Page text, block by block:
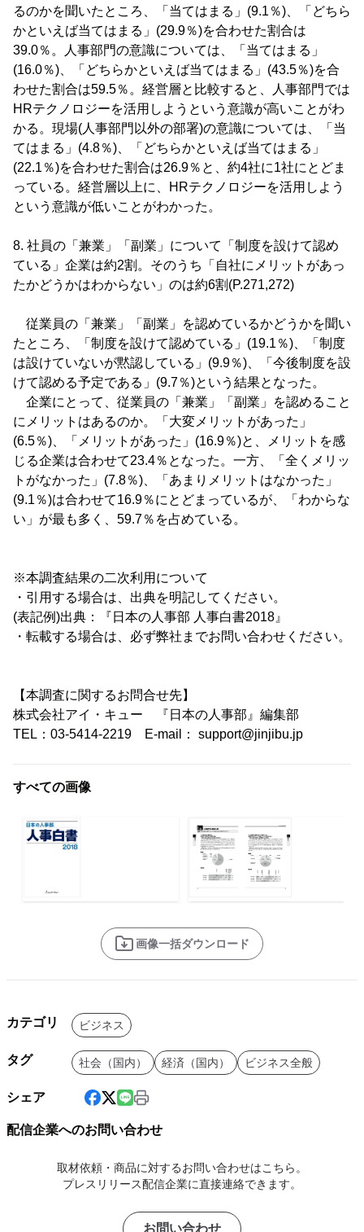
るのかを聞いたところ、「当てはまる」(9.1％)、「どちら
かといえば当てはまる」(29.9％)を合わせた割合は
39.0％。人事部門の意識については、「当てはまる」
(16.0％)、「どちらかといえば当てはまる」(43.5％)を合
わせた割合は59.5％。経営層と比較すると、人事部門では
HRテクノロジーを活用しようという意識が高いことがわ
かる。現場(人事部門以外の部署)の意識については、「当
てはまる」(4.8％)、「どちらかといえば当てはまる」
(22.1％)を合わせた割合は26.9％と、約4社に1社にとどま
っている。経営層以上に、HRテクノロジーを活用しよう
という意識が低いことがわかった。
8. 社員の「兼業」「副業」について「制度を設けて認め
ている」企業は約2割。そのうち「自社にメリットがあっ
たかどうかはわからない」のは約6割(P.271,272)
従業員の「兼業」「副業」を認めているかどうかを聞い
たところ、「制度を設けて認めている」(19.1％)、「制度
は設けていないが黙認している」(9.9％)、「今後制度を設
けて認める予定である」(9.7％)という結果となった。
企業にとって、従業員の「兼業」「副業」を認めること
にメリットはあるのか。「大変メリットがあった」
(6.5％)、「メリットがあった」(16.9％)と、メリットを感
じる企業は合わせて23.4％となった。一方、「全くメリッ
トがなかった」(7.8％)、「あまりメリットはなかった」
(9.1％)は合わせて16.9％にとどまっているが、「わからな
い」が最も多く、59.7％を占めている。
※本調査結果の二次利用について
・引用する場合は、出典を明記してください。
(表記例)出典：『日本の人事部 人事白書2018』
・転載する場合は、必ず弊社までお問い合わせください。
【本調査に関するお問合せ先】
株式会社アイ・キュー 『日本の人事部』編集部
TEL：03-5414-2219 E-mail： support@jinjibu.jp
すべての画像
画像一括ダウンロード
カテゴリ ビジネス
タグ 社会（国内） 経済（国内） ビジネス全般
シェア
配信企業へのお問い合わせ
取材依頼・商品に対するお問い合わせはこちら。
プレスリリース配信企業に直接連絡できます。
お問い合わせ